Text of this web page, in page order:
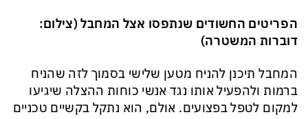
הפריטים החשודים שנתפסו אצל המחבל (צילום:
דוברות המשטרה)
המחבל תיכנן להניח מטען שלישי בסמוך לזה שהניח
ברמות ולהפעיל אותו נגד אנשי כוחות ההצלה שיגיעו
למקום לטפל בפצועים. אולם, הוא נתקל בקשיים טכניים